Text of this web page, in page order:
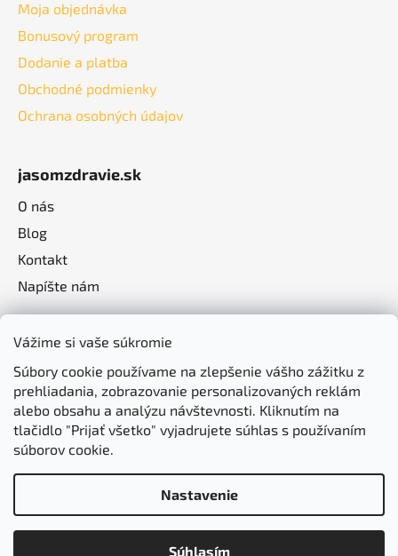
Vážime si vaše súkromie
Súbory cookie používame na zlepšenie vášho zážitku z
prehliadania, zobrazovanie personalizovaných reklám
alebo obsahu a analýzu návštevnosti. Kliknutím na
tlačidlo "Prijať všetko" vyjadrujete súhlas s používaním
súborov cookie.
Nastavenie
Súhlasím
Moja objednávka
Bonusový program
Dodanie a platba
Obchodné podmienky
Ochrana osobných údajov
jasomzdravie.sk
O nás
Blog
Kontakt
Napíšte nám
Vytvoril Shoptet